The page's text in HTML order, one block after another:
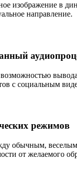
изображение в
направление.
вывода
с социальным
режимов
обычным,
от желаемого